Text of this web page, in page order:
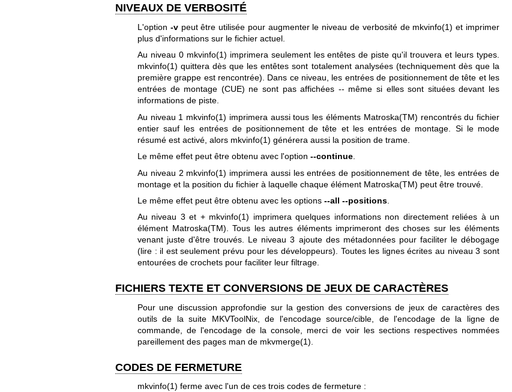
NIVEAUX DE VERBOSITÉ
L'option -vpeut être utilisée pour augmenter le niveau de verbosité de mkvinfo(1) et imprimer
plus d'informations sur le fichier actuel.
Au niveau 0 mkvinfo(1) imprimera seulement les entêtes de piste qu'il trouvera et leurs types.
mkvinfo(1) quittera dès que les entêtes sont totalement analysées (techniquement dès que la
première grappe est rencontrée). Dans ce niveau, les entrées de positionnement de tête et les
entrées de montage (CUE) ne sont pas affichées -- même si elles sont situées devant les
informations de piste.
Au niveau 1 mkvinfo(1) imprimera aussi tous les éléments Matroska(TM) rencontrés du fichier
entier sauf les entrées de positionnement de tête et les entrées de montage. Si le mode
résumé est activé, alors mkvinfo(1) générera aussi la position de trame.
Le même effet peut être obtenu avec l'option --continue.
Au niveau 2 mkvinfo(1) imprimera aussi les entrées de positionnement de tête, les entrées de
montage et la position du fichier à laquelle chaque élément Matroska(TM) peut être trouvé.
Le même effet peut être obtenu avec les options --all --positions.
Au niveau 3 et + mkvinfo(1) imprimera quelques informations non directement reliées à un
élément Matroska(TM). Tous les autres éléments imprimeront des choses sur les éléments
venant juste d'être trouvés. Le niveau 3 ajoute des métadonnées pour faciliter le débogage
(lire : il est seulement prévu pour les développeurs). Toutes les lignes écrites au niveau 3 sont
entourées de crochets pour faciliter leur filtrage.
FICHIERS TEXTE ET CONVERSIONS DE JEUX DE CARACTÈRES
Pour une discussion approfondie sur la gestion des conversions de jeux de caractères des
outils de la suite MKVToolNix, de l'encodage source/cible, de l'encodage de la ligne de
commande, de l'encodage de la console, merci de voir les sections respectives nommées
pareillement des pages man de mkvmerge(1)
CODES DE FERMETURE
mkvinfo(1) ferme avec l'un de ces trois codes de fermeture :